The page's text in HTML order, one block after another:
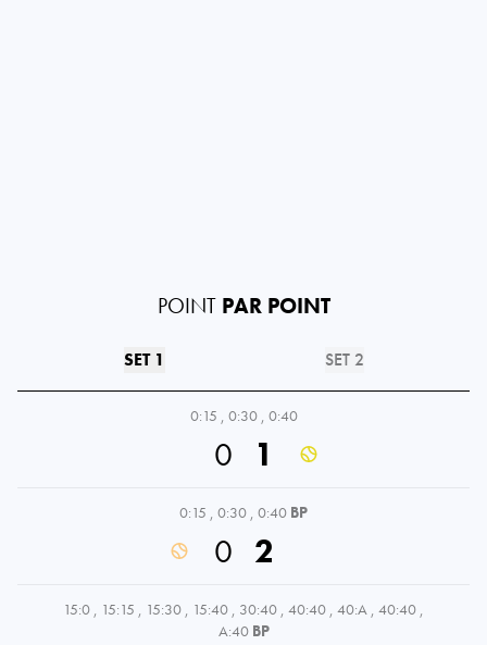
POINT PAR POINT
SET 1 SET 2
0:15 , 0:30 , 0:40
0 1
0:15 , 0:30 , 0:40 BP
0 2
15:0 , 15:15 , 15:30 , 15:40 , 30:40 , 40:40 , 40:A , 40:40 ,
A:40 BP